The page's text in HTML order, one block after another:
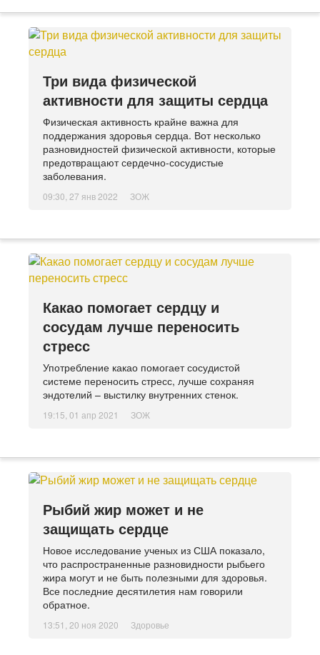
Три вида физической
активности для защиты сердца
Физическая активность крайне важна для
поддержания здоровья сердца. Вот несколько
разновидностей физической активности, которые
предотвращают сердечно-сосудистые
заболевания.
09:30, 27 янв 2022 ЗОЖ
Какао помогает сердцу и
сосудам лучше переносить
стресс
Употребление какао помогает сосудистой
системе переносить стресс, лучше сохраняя
эндотелий – выстилку внутренних стенок.
19:15, 01 апр 2021 ЗОЖ
Рыбий жир может и не
защищать сердце
Новое исследование ученых из США показало,
что распространенные разновидности рыбьего
жира могут и не быть полезными для здоровья.
Все последние десятилетия нам говорили
обратное.
13:51, 20 ноя 2020 Здоровье